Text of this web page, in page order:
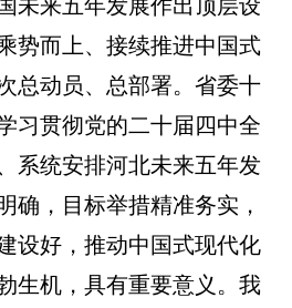
未来五年发展作出顶层设
势而上、接续推进中国式
总动员、总部署。省委十
习贯彻党的二十届四中全
系统安排河北未来五年发
确，目标举措精准务实，
设好，推动中国式现代化
生机，具有重要意义。我